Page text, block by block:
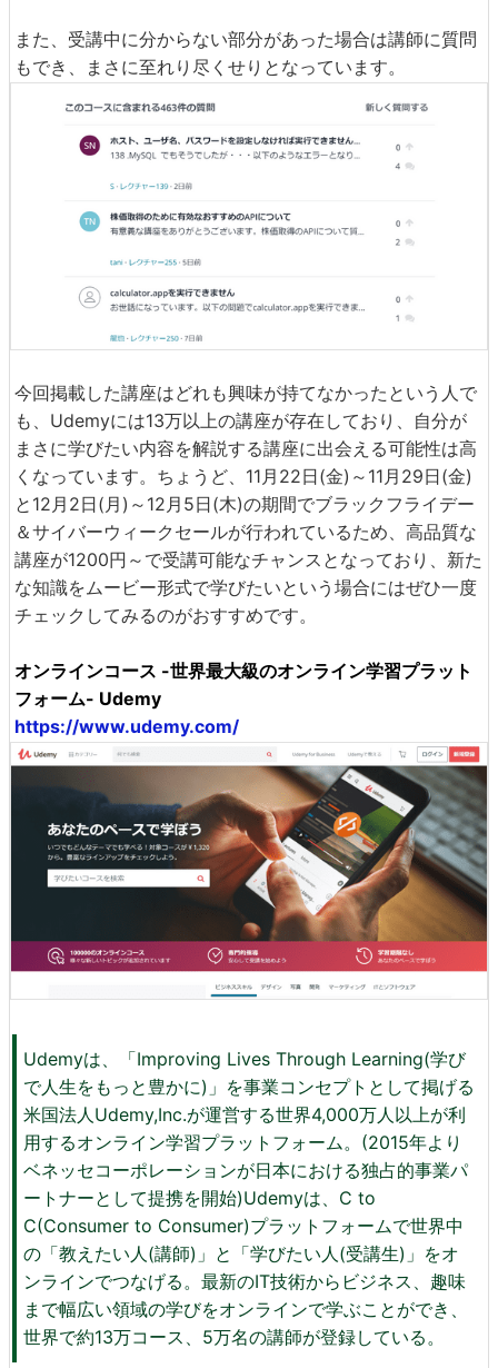
また、受講中に分からない部分があった場合は講師に質問
もでき、まさに至れり尽くせりとなっています。
今回掲載した講座はどれも興味が持てなかったという人で
も、Udemyには13万以上の講座が存在しており、自分が
まさに学びたい内容を解説する講座に出会える可能性は高
くなっています。ちょうど、11月22日(金)～11月29日(金)
と12月2日(月)～12月5日(木)の期間でブラックフライデー
＆サイバーウィークセールが行われているため、高品質な
講座が1200円～で受講可能なチャンスとなっており、新た
な知識をムービー形式で学びたいという場合にはぜひ一度
チェックしてみるのがおすすめです。
オンラインコース -世界最大級のオンライン学習プラット
フォーム- Udemy
https://www.udemy.com/
Udemyは、「Improving Lives Through Learning(学び
で人生をもっと豊かに)」を事業コンセプトとして掲げる
米国法人Udemy,Inc.が運営する世界4,000万人以上が利
用するオンライン学習プラットフォーム。(2015年より
ベネッセコーポレーションが日本における独占的事業パ
ートナーとして提携を開始)Udemyは、C to
C(Consumer to Consumer)プラットフォームで世界中
の「教えたい人(講師)」と「学びたい人(受講生)」をオ
ンラインでつなげる。最新のIT技術からビジネス、趣味
まで幅広い領域の学びをオンラインで学ぶことができ、
世界で約13万コース、5万名の講師が登録している。